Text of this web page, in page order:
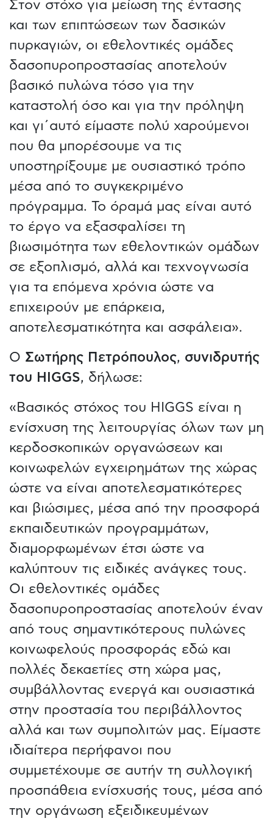
Στον στόχο για μείωση της έντασης
και των επιπτώσεων των δασικών
πυρκαγιών, οι εθελοντικές ομάδες
δασοπυροπροστασίας αποτελούν
βασικό πυλώνα τόσο για την
καταστολή όσο και για την πρόληψη
και γι΄αυτό είμαστε πολύ χαρούμενοι
που θα μπορέσουμε να τις
υποστηρίξουμε με ουσιαστικό τρόπο
μέσα από το συγκεκριμένο
πρόγραμμα. Το όραμά μας είναι αυτό
το έργο να εξασφαλίσει τη
βιωσιμότητα των εθελοντικών ομάδων
σε εξοπλισμό, αλλά και τεχνογνωσία
για τα επόμενα χρόνια ώστε να
επιχειρούν με επάρκεια,
αποτελεσματικότητα και ασφάλεια».
Ο Σωτήρης Πετρόπουλος, συνιδρυτής
του HIGGS, δήλωσε:
«Βασικός στόχος του HIGGS είναι η
ενίσχυση της λειτουργίας όλων των μη
κερδοσκοπικών οργανώσεων και
κοινωφελών εγχειρημάτων της χώρας
ώστε να είναι αποτελεσματικότερες
και βιώσιμες, μέσα από την προσφορά
εκπαιδευτικών προγραμμάτων,
διαμορφωμένων έτσι ώστε να
καλύπτουν τις ειδικές ανάγκες τους.
Οι εθελοντικές ομάδες
δασοπυροπροστασίας αποτελούν έναν
από τους σημαντικότερους πυλώνες
κοινωφελούς προσφοράς εδώ και
πολλές δεκαετίες στη χώρα μας,
συμβάλλοντας ενεργά και ουσιαστικά
στην προστασία του περιβάλλοντος
αλλά και των συμπολιτών μας. Είμαστε
ιδιαίτερα περήφανοι που
συμμετέχουμε σε αυτήν τη συλλογική
προσπάθεια ενίσχυσής τους, μέσα από
την οργάνωση εξειδικευμένων